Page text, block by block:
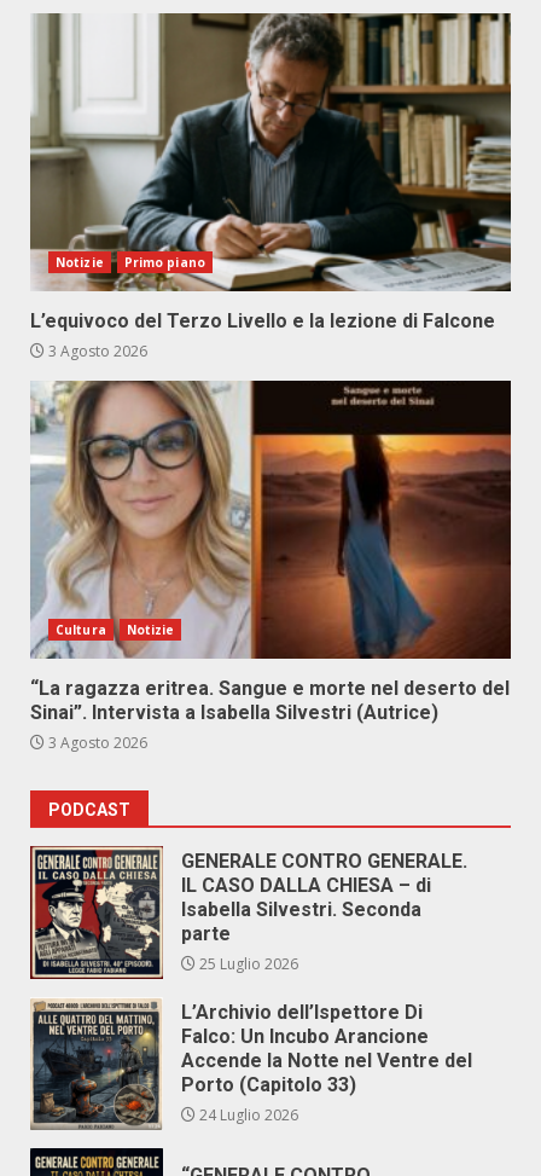
Notizie Primo piano
L’equivoco del Terzo Livello e la lezione di Falcone
3 Agosto 2026
Cultura Notizie
“La ragazza eritrea. Sangue e morte nel deserto del
Sinai”. Intervista a Isabella Silvestri (Autrice)
3 Agosto 2026
PODCAST
GENERALE CONTRO GENERALE.
IL CASO DALLA CHIESA – di
Isabella Silvestri. Seconda
parte
25 Luglio 2026
L’Archivio dell’Ispettore Di
Falco: Un Incubo Arancione
Accende la Notte nel Ventre del
Porto (Capitolo 33)
24 Luglio 2026